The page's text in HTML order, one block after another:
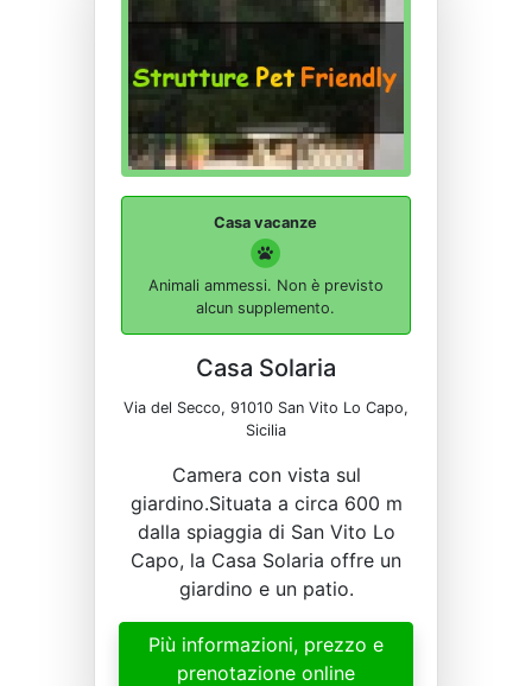
Casa vacanze
Animali ammessi. Non è previsto
alcun supplemento.
Casa Solaria
Via del Secco, 91010 San Vito Lo Capo,
Sicilia
Camera con vista sul
giardino.Situata a circa 600 m
dalla spiaggia di San Vito Lo
Capo, la Casa Solaria offre un
giardino e un patio.
Più informazioni, prezzo e
prenotazione online